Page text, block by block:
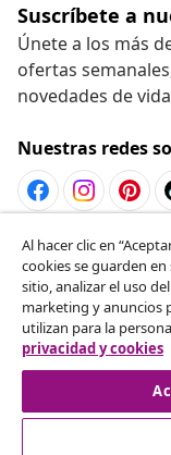
Suscríbete a
Únete a los más
ofertas
novedades de
Nuestras redes
Desistir del
Solicita la
Servicio al
Al hacer clic en
cookies se guarden
sitio, analizar el uso
marketing y anuncios
utilizan para la
privacidad y cookies